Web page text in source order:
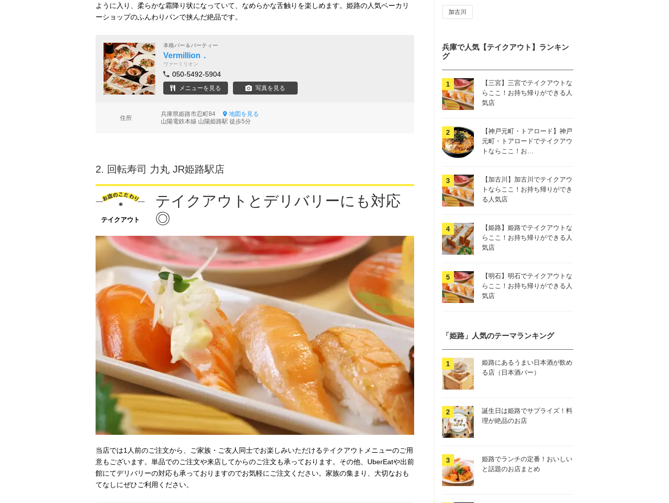
ように入り、柔らかな霜降り状になっていて、なめらかな舌触りを楽しめます。姫路の人気ベーカリ
ーショップのふんわりパンで挟んだ絶品です。
本格バー＆パーティー
Vermillion．
ヴァーミリオン
050-5492-5904
メニューを見る 写真を見る
住所
兵庫県姫路市忍町84
地図を見る
山陽電鉄本線 山陽姫路駅 徒歩5分
2. 回転寿司 力丸 JR姫路駅店
テイクアウト
テイクアウトとデリバリーにも対応
◎
当店では1人前のご注文から、ご家族・ご友人同士でお楽しみいただけるテイクアウトメニューのご用
意もございます。単品でのご注文や来店してからのご注文も承っております。その他、UberEatや出前
館にてデリバリーの対応も承っておりますのでお気軽にご注文ください。家族の集まり、大切なおも
てなしにぜひご利用ください。
加古川
兵庫で人気【テイクアウト】ランキン
グ
【三宮】三宮でテイクアウトな
らここ！お持ち帰りができる人
気店
【神戸元町・トアロード】神戸
元町・トアロードでテイクアウ
トならここ！お…
【加古川】加古川でテイクアウ
トならここ！お持ち帰りができ
る人気店
【姫路】姫路でテイクアウトな
らここ！お持ち帰りができる人
気店
【明石】明石でテイクアウトな
らここ！お持ち帰りができる人
気店
「姫路」人気のテーマランキング
姫路にあるうまい日本酒が飲め
る店（日本酒バー）
誕生日は姫路でサプライズ！料
理が絶品のお店
姫路でランチの定番！おいしい
と話題のお店まとめ